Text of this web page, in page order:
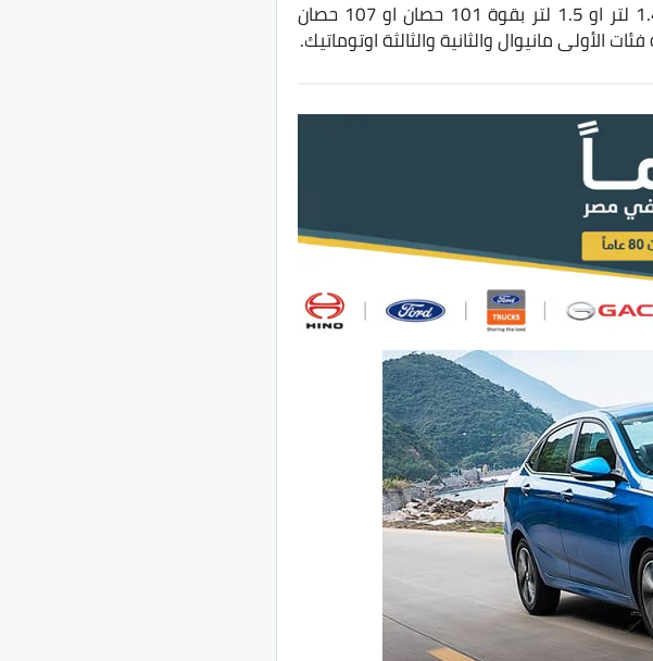
وتُقدم شانجان السفن في فئة سيدان تحت المُدمجة وتأتي بمحرك 1.4 لتر او 1.5 لتر بقوة 101 حصان او 107 حصان